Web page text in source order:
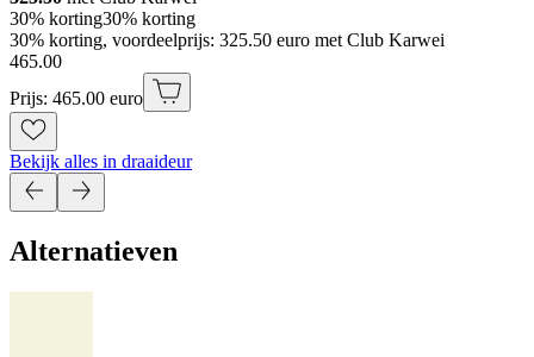
30% korting30% korting
30% korting, voordeelprijs: 325.50 euro met Club Karwei
465.00
Prijs: 465.00 euro
Bekijk alles in draaideur
Alternatieven